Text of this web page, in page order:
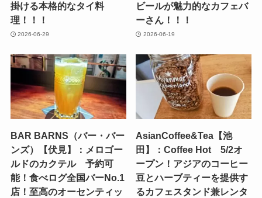
掛ける本格的なタイ料
理！！！
2026-06-29
ビールが魅力的なカフェバ
ーさん！！！
2026-06-19
BAR BARNS（バー・バー
ンズ）【伏見】：メロゴー
ルドのカクテル 予約可
能！食べログ全国バーNo.1
店！至高のオーセンティッ
AsianCoffee&Tea【池
田】：Coffee Hot 5/2オ
ープン！アジアのコーヒー
豆とハーブティーを提供す
るカフェスタンド兼レンタ